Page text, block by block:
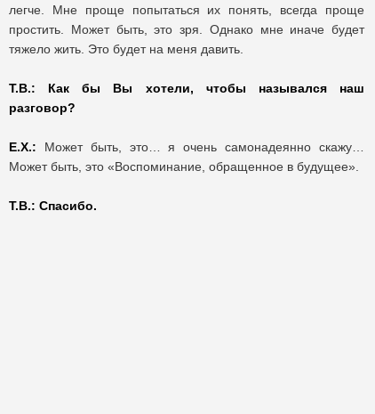
легче. Мне проще попытаться их понять, всегда проще
простить. Может быть, это зря. Однако мне иначе будет
тяжело жить. Это будет на меня давить.
Т.В.: Как бы Вы хотели, чтобы назывался наш
разговор?
Е.Х.: Может быть, это… я очень самонадеянно скажу…
Может быть, это «Воспоминание, обращенное в будущее».
Т.В.: Спасибо.